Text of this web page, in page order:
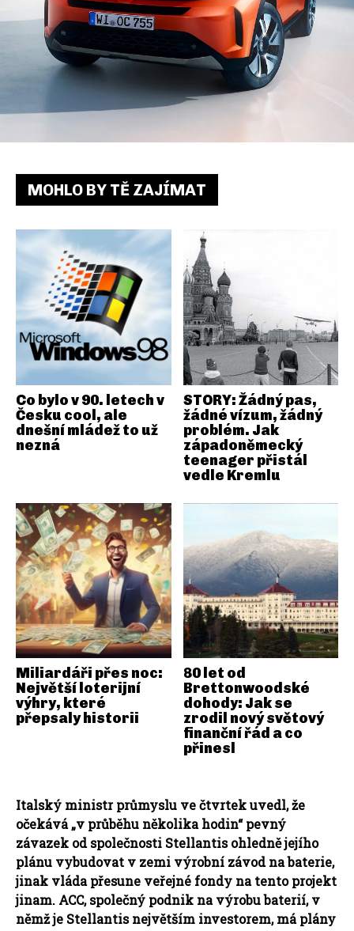
Italský ministr průmyslu ve čtvrtek uvedl, že
očekává „v průběhu několika hodin“ pevný
závazek od společnosti Stellantis ohledně jejího
plánu vybudovat v zemi výrobní závod na baterie,
jinak vláda přesune veřejné fondy na tento projekt
jinam. ACC, společný podnik na výrobu baterií, v
němž je Stellantis největším investorem, má plány
MOHLO BY TĚ ZAJÍMAT
Co bylo v 90. letech v
Česku cool, ale
dnešní mládež to už
nezná
STORY: Žádný pas,
žádné vízum, žádný
problém. Jak
západoněmecký
teenager přistál
vedle Kremlu
Miliardáři přes noc:
Největší loterijní
výhry, které
přepsaly historii
80 let od
Brettonwoodské
dohody: Jak se
zrodil nový světový
finanční řád a co
přinesl